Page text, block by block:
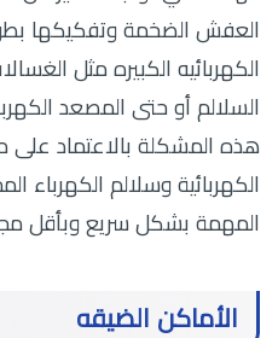
العفش الضخمة وتفكيكها
الكهربائيه الكبيره مثل
السلالم أو حتى المصعد
هذه المشكلة بالاعتماد على
الكهربائية وسلالم الكهرباء
المهمة بشكل سريع وبأقل
الأماكن الضيقه